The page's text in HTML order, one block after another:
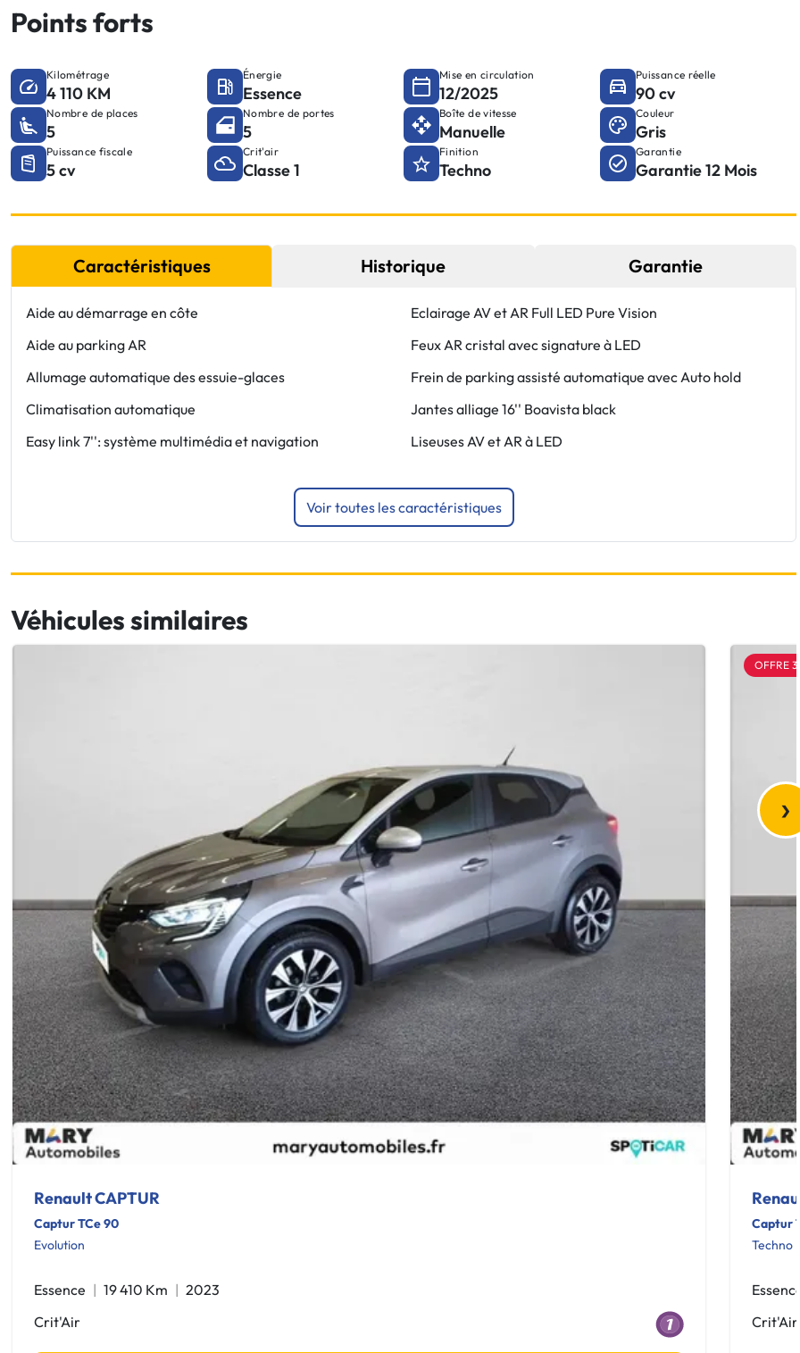
Points forts
Kilométrage
4 110 KM
Énergie
Essence
Mise en circulation
12/2025
Puissance réelle
90 cv
Nombre de places
5
Nombre de portes
5
Boîte de vitesse
Manuelle
Couleur
Gris
Puissance fiscale
5 cv
Crit'air
Classe 1
Finition
Techno
Garantie
Garantie 12 Mois
Caractéristiques Historique Garantie
Aide au démarrage en côte
Aide au parking AR
Allumage automatique des essuie-glaces
Climatisation automatique
Easy link 7'': système multimédia et navigation
Eclairage AV et AR Full LED Pure Vision
Feux AR cristal avec signature à LED
Frein de parking assisté automatique avec Auto hold
Jantes alliage 16'' Boavista black
Liseuses AV et AR à LED
Voir toutes les caractéristiques
Véhicules similaires
Renault CAPTUR
Captur TCe 90
Evolution
Essence 19 410 Km
2023
Crit'Air
OFFRE
Captur
Techno
Essence
Crit'Air
›